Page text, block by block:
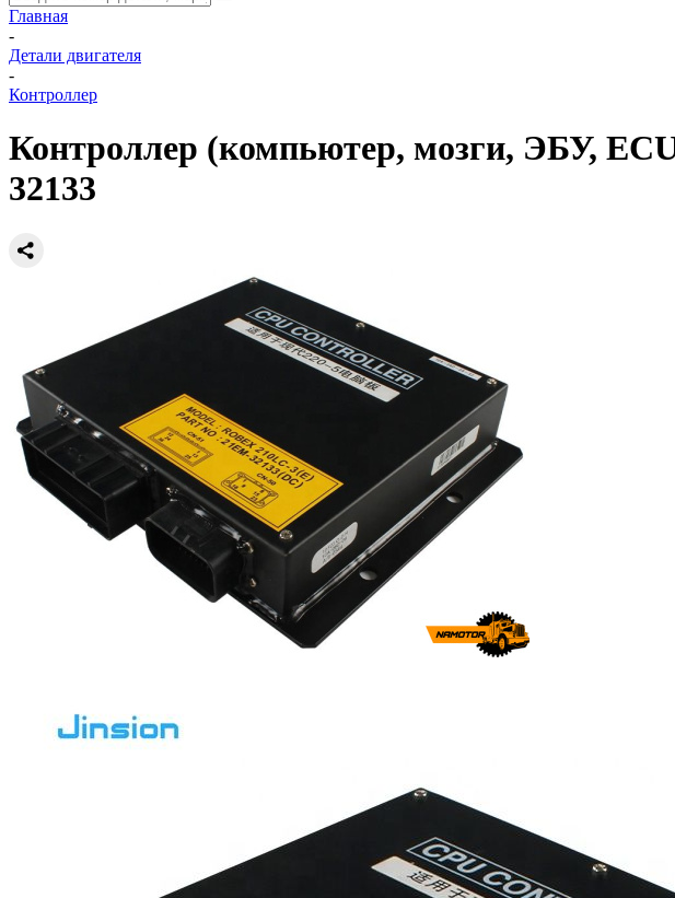
Главная
-
Детали двигателя
-
Контроллер
Контроллер (компьютер, мозги, ЭБУ,
32133